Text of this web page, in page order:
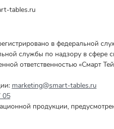
tables.ru
в федеральной
службы по надзору в
ответственностью «Смарт
marketing@smart-tables.ru
05
продукции,